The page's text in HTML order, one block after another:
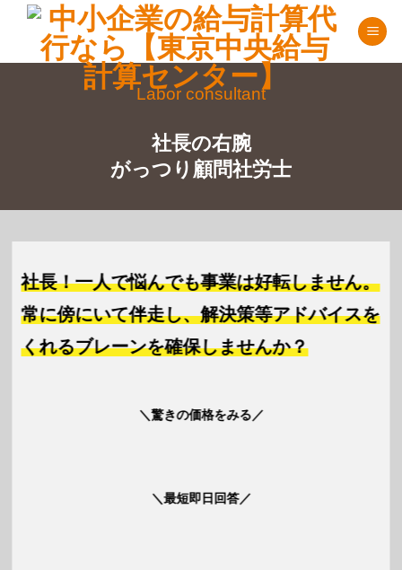
content
Labor consultant
社長の右腕
がっつり顧問社労士
社長！一人で悩んでも事業は好転しません。
常に傍にいて伴走し、解決策等アドバイスを
くれるブレーンを確保しませんか？
＼驚きの価格をみる／
＼最短即日回答／